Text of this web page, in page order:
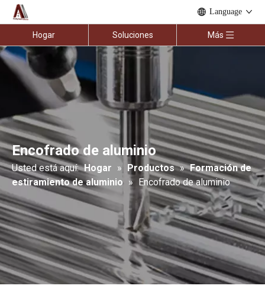
Language
Hogar Soluciones Más
Encofrado de aluminio
Usted está aquí: Hogar » Productos » Formación de
estiramiento de aluminio » Encofrado de aluminio